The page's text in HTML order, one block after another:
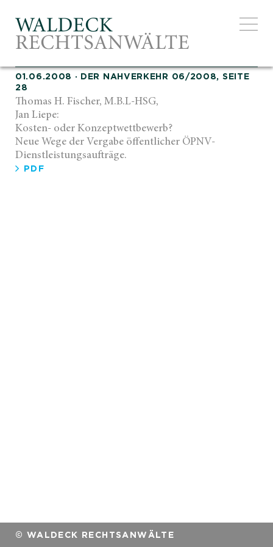
01.06.2008 · DER NAHVERKEHR 06/2008, SEITE
28
Thomas H. Fischer, M.B.L-HSG,
Jan Liepe:
Kosten- oder Konzeptwettbewerb?
Neue Wege der Vergabe öffentlicher ÖPNV-
Dienstleistungsaufträge.
PDF
© WALDECK RECHTSANWÄLTE